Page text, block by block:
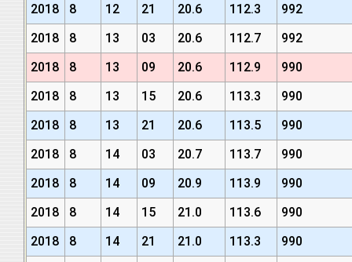
2018
8 12 21 20.6 112.3
992
2018
8 13 03 20.6 112.7
992
2018
8 13 09 20.6 112.9
990
2018
8 13 15 20.6 113.3
990
2018
8 13 21 20.6 113.5
990
2018
8 14 03 20.7 113.7
990
2018
8 14 09 20.9 113.9
990
2018
8 14 15 21.0 113.6
990
2018
8 14 21 21.0 113.3
990